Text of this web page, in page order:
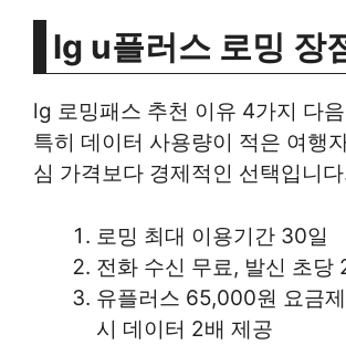
lg u플러스 로밍 장
lg 로밍패스 추천 이유 4가지 다
특히 데이터 사용량이 적은 여행
심 가격보다 경제적인 선택입니
로밍 최대 이용기간 30일
전화 수신 무료, 발신 초당
유플러스 65,000원 요금
시 데이터 2배 제공